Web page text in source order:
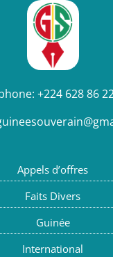
+224 628 86
Appels d’offres
Faits Divers
Guinée
International